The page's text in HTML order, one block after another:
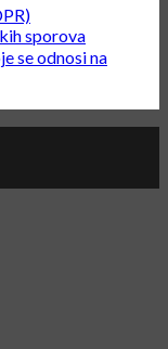
sporova
se odnosi na